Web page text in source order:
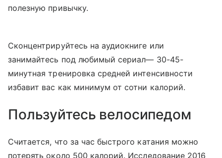
полезную привычку.
Сконцентрируйтесь на аудиокниге или
занимайтесь под любимый сериал— 30-45-
минутная тренировка средней интенсивности
избавит вас как минимум от сотни калорий.
Пользуйтесь велосипедом
Считается, что за час быстрого катания можно
потерять около 500 калорий. Исследование 2016